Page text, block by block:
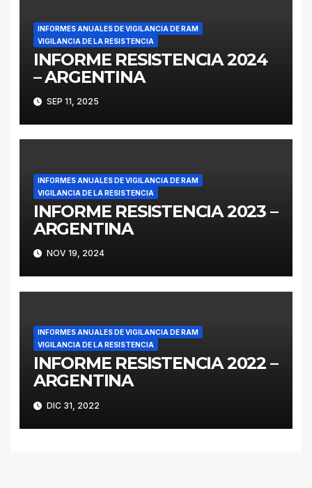
INFORMES ANUALES DE VIGILANCIA DE RAM
VIGILANCIA DE LA RESISTENCIA
INFORME RESISTENCIA 2024
– ARGENTINA
SEP 11, 2025
INFORMES ANUALES DE VIGILANCIA DE RAM
VIGILANCIA DE LA RESISTENCIA
INFORME RESISTENCIA 2023 –
ARGENTINA
NOV 19, 2024
INFORMES ANUALES DE VIGILANCIA DE RAM
VIGILANCIA DE LA RESISTENCIA
INFORME RESISTENCIA 2022 –
ARGENTINA
DIC 31, 2022